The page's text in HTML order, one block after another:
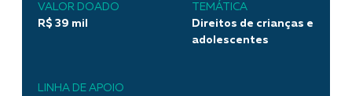
VALOR DOADO
R$ 39 mil
TEMÁTICA
Direitos de crianças e
adolescentes
LINHA DE APOIO